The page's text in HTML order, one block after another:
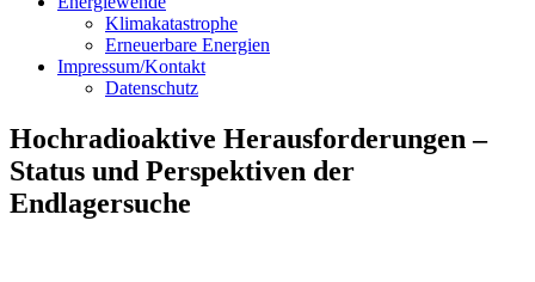
Klimakatastrophe
Erneuerbare Energien
Impressum/Kontakt
Datenschutz
Hochradioaktive Herausforderungen –
Status und Perspektiven der
Endlagersuche